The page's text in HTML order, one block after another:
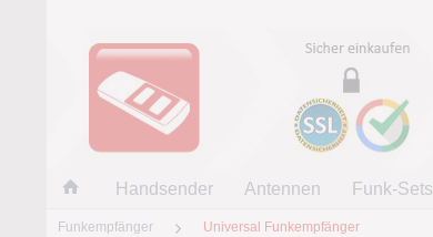
Handsender Antennen Funk-Sets
Funkempfänger Universal Funkempfänger